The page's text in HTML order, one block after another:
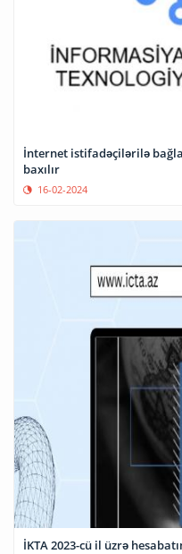
İnternet istifadəçilərilə
baxılır
16-02-2024
İKTA 2023-cü il üzrə